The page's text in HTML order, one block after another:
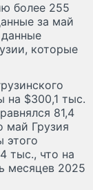
более 255
за май
которые
на $300,1 тыс.
81,4
май Грузия
этого
тыс., что на
месяцев 2025